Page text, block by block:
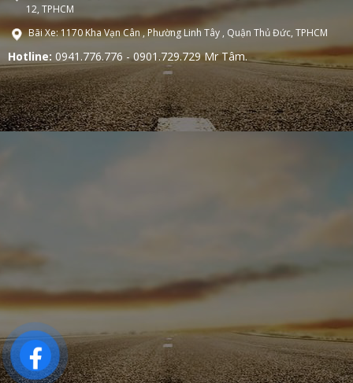
12, TPHCM
Bãi Xe: 1170 Kha Vạn Cân , Phường Linh Tây , Quận Thủ Đức, TPHCM
Hotline: 0941.776.776 - 0901.729.729 Mr Tâm.